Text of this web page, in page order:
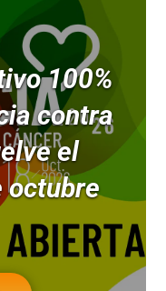
100%
contra
el
octubre